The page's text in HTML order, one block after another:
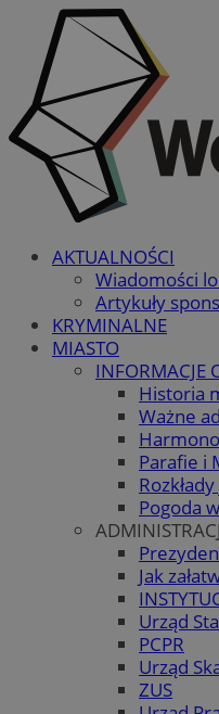
AKTUALNOŚCI
Wiadomości
Artykuły
KRYMINALNE
MIASTO
INFORMACJE
Historia
Ważne
Parafie i
Pogoda
Jak
Urząd
PCPR
Urząd
ZUS